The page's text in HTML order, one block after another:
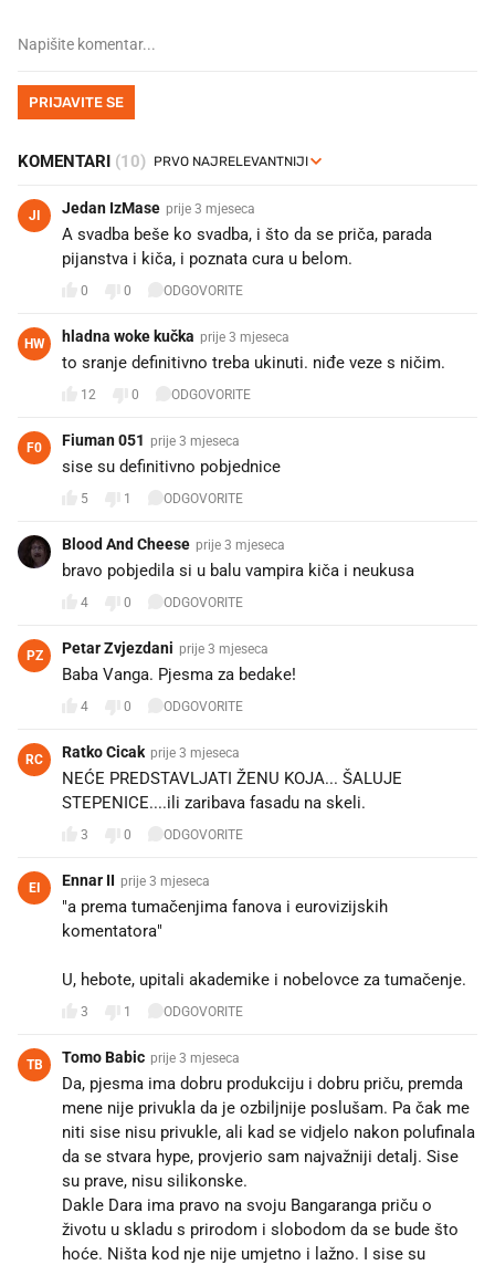
PRIJAVITE SE
KOMENTARI (10)
JI Jedan IzMase prije 3 mjeseca
A svadba beše ko svadba, i što da se priča, parada
pijanstva i kiča, i poznata cura u belom.
0 0 ODGOVORITE
HW hladna woke kučka prije 3 mjeseca
to sranje definitivno treba ukinuti. niđe veze s ničim.
12 0 ODGOVORITE
F0 Fiuman 051 prije 3 mjeseca
sise su definitivno pobjednice
5 1 ODGOVORITE
Blood And Cheese prije 3 mjeseca
bravo pobjedila si u balu vampira kiča i neukusa
4 0 ODGOVORITE
PZ Petar Zvjezdani prije 3 mjeseca
Baba Vanga. Pjesma za bedake!
4 0 ODGOVORITE
RC Ratko Cicak prije 3 mjeseca
NEĆE PREDSTAVLJATI ŽENU KOJA... ŠALUJE
STEPENICE....ili zaribava fasadu na skeli.
3 0 ODGOVORITE
EI Ennar II prije 3 mjeseca
"a prema tumačenjima fanova i eurovizijskih
komentatora"
U, hebote, upitali akademike i nobelovce za tumačenje.
3 1 ODGOVORITE
TB Tomo Babic prije 3 mjeseca
Da, pjesma ima dobru produkciju i dobru priču, premda
mene nije privukla da je ozbiljnije poslušam. Pa čak me
niti sise nisu privukle, ali kad se vidjelo nakon polufinala
da se stvara hype, provjerio sam najvažniji detalj. Sise
su prave, nisu silikonske.
Dakle Dara ima pravo na svoju Bangaranga priču o
životu u skladu s prirodom i slobodom da se bude što
hoće. Ništa kod nje nije umjetno i lažno. I sise su